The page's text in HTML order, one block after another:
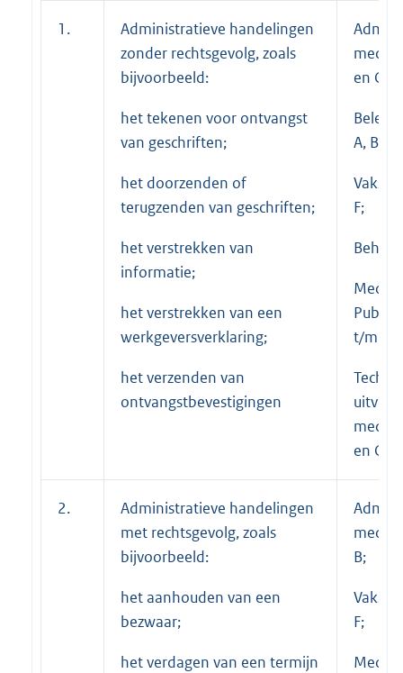
1.
Administratieve handelingen
zonder rechtsgevolg, zoals
bijvoorbeeld:
het tekenen voor ontvangst
van geschriften;
het doorzenden of
terugzenden van geschriften;
het verstrekken van
informatie;
het verstrekken van een
werkgeversverklaring;
het verzenden van
ontvangstbevestigingen
en C;
A, B en
F;
t/m E;
en C
2.
Administratieve handelingen
met rechtsgevolg, zoals
bijvoorbeeld:
het aanhouden van een
bezwaar;
het verdagen van een termijn
B;
F;